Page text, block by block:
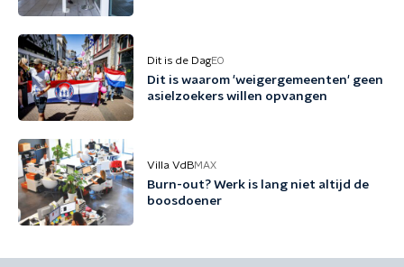
Dit is de DagEO
Dit is waarom 'weigergemeenten' geen
asielzoekers willen opvangen
Villa VdBMAX
Burn-out? Werk is lang niet altijd de
boosdoener